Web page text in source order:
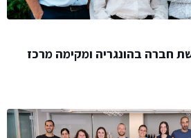
חברה בהונגריה ומקימה מרכז